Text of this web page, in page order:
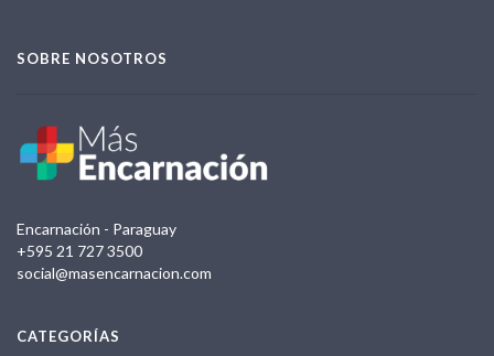
SOBRE NOSOTROS
Encarnación - Paraguay
+595 21 727 3500
social@masencarnacion.com
CATEGORÍAS